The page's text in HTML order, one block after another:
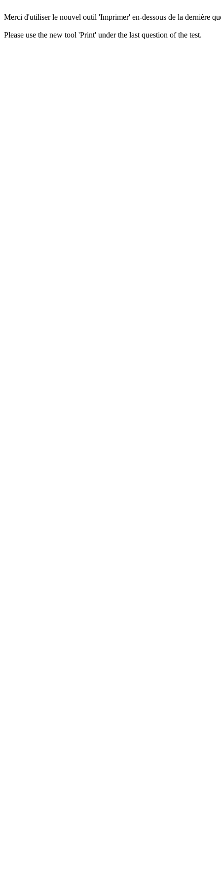
Merci d'utiliser le nouvel outil 'Imprimer' en-dessous de la dernière
Please use the new tool 'Print' under the last question of the test.